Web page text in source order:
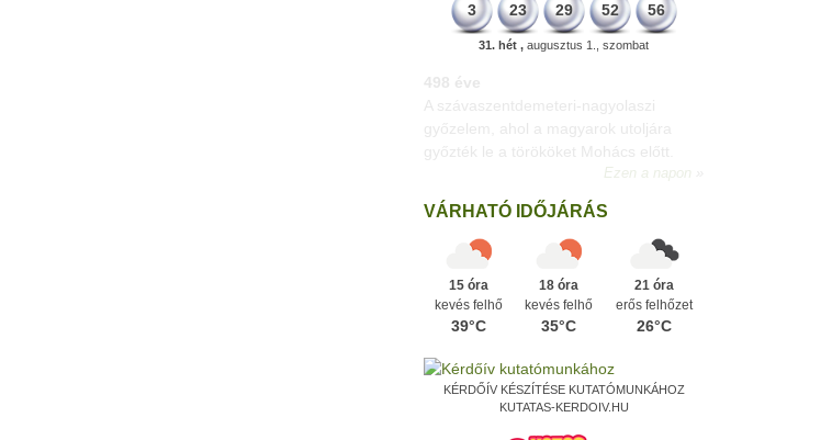
3 23 29 52 56
31. hét , augusztus 1., szombat
498 éve
A szávaszentdemeteri-nagyolaszi
győzelem, ahol a magyarok utoljára
győzték le a törököket Mohács előtt.
Ezen a napon
VÁRHATÓ IDŐJÁRÁS
15 óra
kevés felhő
39°C
18 óra
kevés felhő
35°C
21 óra
erős felhőzet
26°C
KÉRDŐÍV KÉSZÍTÉSE KUTATÓMUNKÁHOZ
KUTATAS-KERDOIV.HU